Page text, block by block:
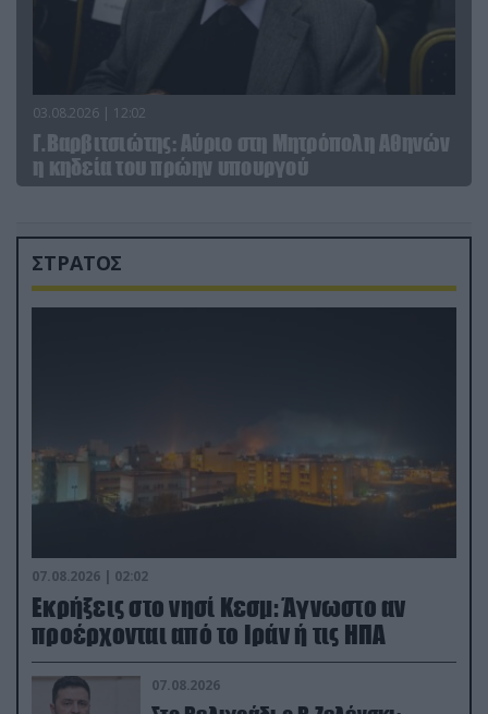
03.08.2026 | 12:02
Γ.Βαρβιτσιώτης: Aύριο στη Μητρόπολη Αθηνών
η κηδεία του πρώην υπουργού
ΣΤΡΑΤΟΣ
07.08.2026 | 02:02
Εκρήξεις στο νησί Κεσμ: Άγνωστο αν
προέρχονται από το Ιράν ή τις ΗΠΑ
07.08.2026